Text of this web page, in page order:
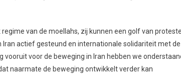
van de moellahs, zij kunnen een golf van
Iran actief gesteund en internationale solidariteit met de
vooruit voor de beweging in Iran hebben we
naarmate de beweging ontwikkelt verder kan